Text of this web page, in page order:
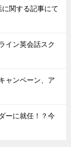
関する記事にて
イン英会話スク
ャンペーン、ア
ーに就任！？今